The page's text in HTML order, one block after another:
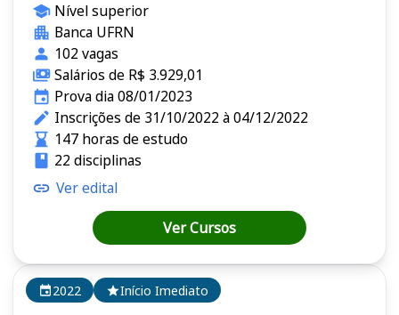
2022 Início Imediato
Nível superior
Banca UFRN
102 vagas
Salários de R$ 3.929,01
Prova dia 08/01/2023
Inscrições de 31/10/2022 à 04/12/2022
147 horas de estudo
22 disciplinas
Ver edital
Ver Cursos